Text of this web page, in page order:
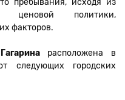
пребывания, исходя из
ценовой политики,
факторов.
расположена в
следующих городских